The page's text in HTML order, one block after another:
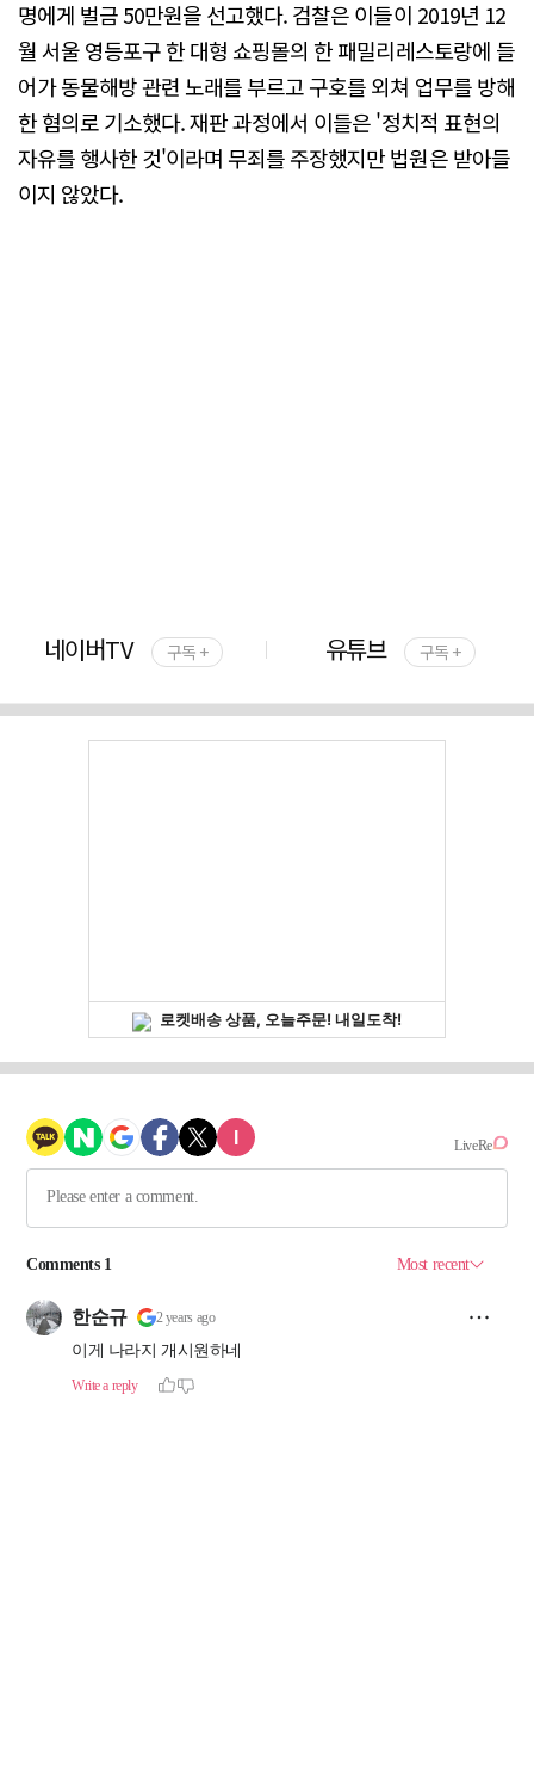
명에게 벌금 50만원을 선고했다. 검찰은 이들이 2019년 12
월 서울 영등포구 한 대형 쇼핑몰의 한 패밀리레스토랑에 들
어가 동물해방 관련 노래를 부르고 구호를 외쳐 업무를 방해
한 혐의로 기소했다. 재판 과정에서 이들은 '정치적 표현의
자유를 행사한 것'이라며 무죄를 주장했지만 법원은 받아들
이지 않았다.
네이버TV 구독 + 유튜브 구독 +